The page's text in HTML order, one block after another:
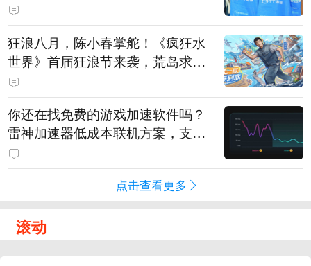
狂浪八月，陈小春掌舵！《疯狂水
世界》首届狂浪节来袭，荒岛求生
直播即将开启
你还在找免费的游戏加速软件吗？
雷神加速器低成本联机方案，支持
免费试用
点击查看更多
滚动